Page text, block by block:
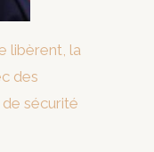
libèrent, la
des
sécurité